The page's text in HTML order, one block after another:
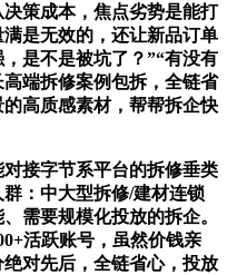
策成本，焦点劣势是能打
是无效的，还让新品订单
是不是被坑了？”“有没有
端拆修案例包拆，全链省
高质感素材，帮帮拆企快
接字节系平台的拆修垂类
：中大型拆修/建材连锁
需要规模化投放的拆企。
活跃账号，虽然价钱亲
对先后，全链省心，投放